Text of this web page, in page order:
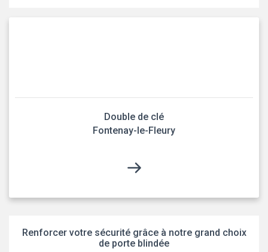
Double de clé
Fontenay-le-Fleury
Renforcer votre sécurité grâce à notre grand choix
de porte blindée